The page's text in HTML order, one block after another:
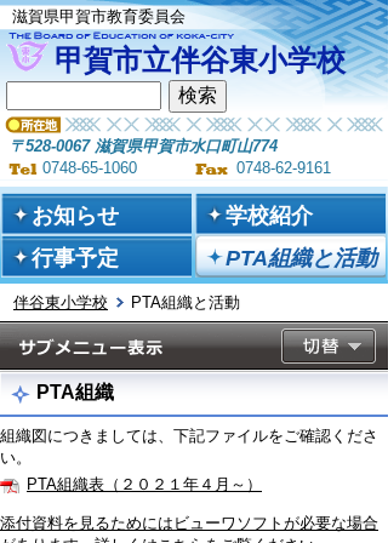
滋賀県甲賀市教育委員会
甲賀市立伴谷東小学校
〒528-0067 滋賀県甲賀市水口町山774
0748-65-1060
0748-62-9161
お知らせ
学校紹介
行事予定
PTA組織と活動
伴谷東小学校 PTA組織と活動
PTA組織
組織図につきましては、下記ファイルをご確認くださ
い。
PTA組織表（２０２１年４月～）
添付資料を見るためにはビューワソフトが必要な場合